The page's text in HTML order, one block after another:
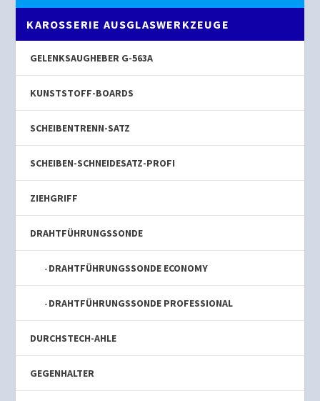
KAROSSERIE AUSGLASWERKZEUGE
GELENKSAUGHEBER G-563A
KUNSTSTOFF-BOARDS
SCHEIBENTRENN-SATZ
SCHEIBEN-SCHNEIDESATZ-PROFI
ZIEHGRIFF
DRAHTFÜHRUNGSSONDE
DRAHTFÜHRUNGSSONDE ECONOMY
DRAHTFÜHRUNGSSONDE PROFESSIONAL
DURCHSTECH-AHLE
GEGENHALTER